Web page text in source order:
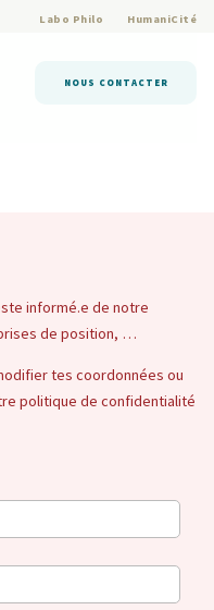
Labo Philo HumaniCité
NOUS CONTACTER
informé.e de notre
de position, …
tes coordonnées ou
politique de confidentialité